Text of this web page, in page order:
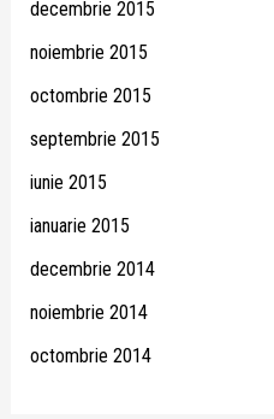
decembrie 2015
noiembrie 2015
octombrie 2015
septembrie 2015
iunie 2015
ianuarie 2015
decembrie 2014
noiembrie 2014
octombrie 2014